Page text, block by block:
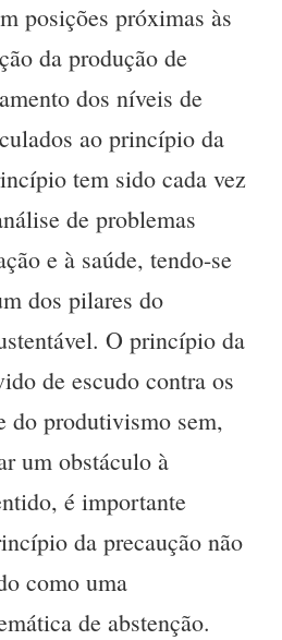
posições próximas às
da produção de
dos níveis de
ao princípio da
tem sido cada vez
de problemas
e à saúde, tendo-se
dos pilares do
O princípio da
de escudo contra os
do produtivismo sem,
um obstáculo à
é importante
da precaução não
como uma
de abstenção.